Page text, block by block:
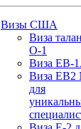
Визы США
Виза
О-1
Виза EB-
Виза EB2
для